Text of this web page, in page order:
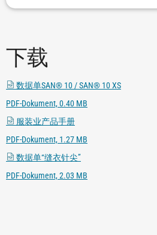
下载
数据单SAN® 10 / SAN® 10 XS
PDF-Dokument, 0.40 MB
服装业产品手册
PDF-Dokument, 1.27 MB
数据单“缝衣针尖”
PDF-Dokument, 2.03 MB